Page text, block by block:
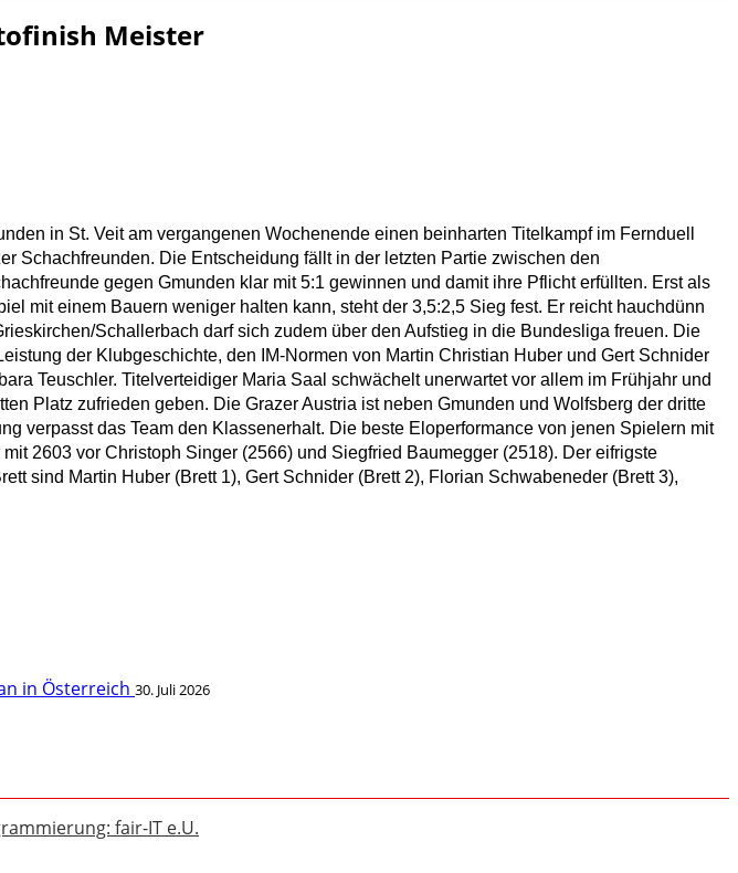
Meister
in St. Veit am vergangenen Wochenende einen beinharten Titelkampf im Fernduell
Schachfreunden. Die Entscheidung fällt in der letzten Partie zwischen den
gegen Gmunden klar mit 5:1 gewinnen und damit ihre Pflicht erfüllten. Erst als
mit einem Bauern weniger halten kann, steht der 3,5:2,5 Sieg fest. Er reicht hauchdünn
Schallerbach darf sich zudem über den Aufstieg in die Bundesliga freuen. Die
der Klubgeschichte, den IM-Normen von Martin Christian Huber und Gert Schnider
Teuschler. Titelverteidiger Maria Saal schwächelt unerwartet vor allem im Frühjahr und
Platz zufrieden geben. Die Grazer Austria ist neben Gmunden und Wolfsberg der dritte
verpasst das Team den Klassenerhalt. Die beste Eloperformance von jenen Spielern mit
2603 vor Christoph Singer (2566) und Siegfried Baumegger (2518). Der eifrigste
sind Martin Huber (Brett 1), Gert Schnider (Brett 2), Florian Schwabeneder (Brett 3),
in Österreich 30. Juli 2026
fair-IT e.U.